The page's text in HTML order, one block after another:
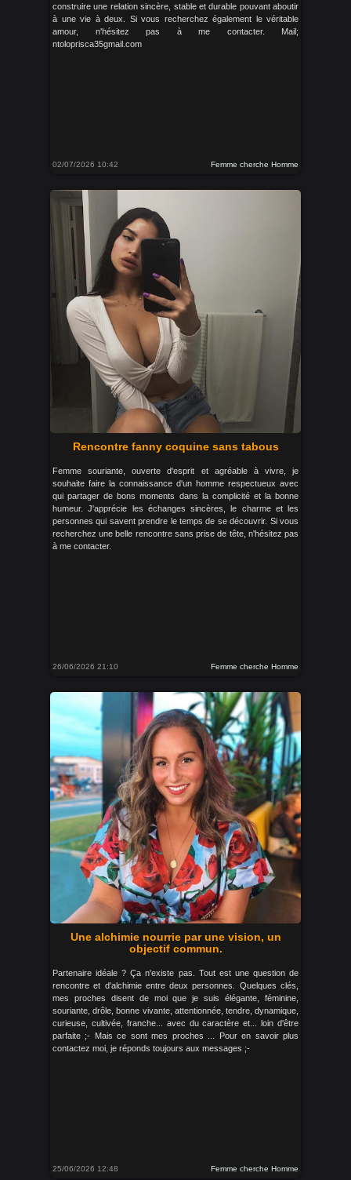
construire une relation sincère, stable et durable pouvant aboutir
à une vie à deux. Si vous recherchez également le véritable
amour, n'hésitez pas à me contacter. Mail;
ntoloprisca35gmail.com
02/07/2026 10:42 Femme cherche Homme
Rencontre fanny coquine sans tabous
Femme souriante, ouverte d'esprit et agréable à vivre, je
souhaite faire la connaissance d'un homme respectueux avec
qui partager de bons moments dans la complicité et la bonne
humeur. J'apprécie les échanges sincères, le charme et les
personnes qui savent prendre le temps de se découvrir. Si vous
recherchez une belle rencontre sans prise de tête, n'hésitez pas
à me contacter.
26/06/2026 21:10 Femme cherche Homme
Une alchimie nourrie par une vision, un
objectif commun.
Partenaire idéale ? Ça n'existe pas. Tout est une question de
rencontre et d'alchimie entre deux personnes. Quelques clés,
mes proches disent de moi que je suis élégante, féminine,
souriante, drôle, bonne vivante, attentionnée, tendre, dynamique,
curieuse, cultivée, franche... avec du caractère et... loin d'être
parfaite ;- Mais ce sont mes proches ... Pour en savoir plus
contactez moi, je réponds toujours aux messages ;-
25/06/2026 12:48 Femme cherche Homme